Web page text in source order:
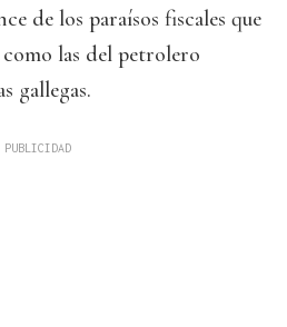
de los paraísos fiscales que
las del petrolero
gallegas.